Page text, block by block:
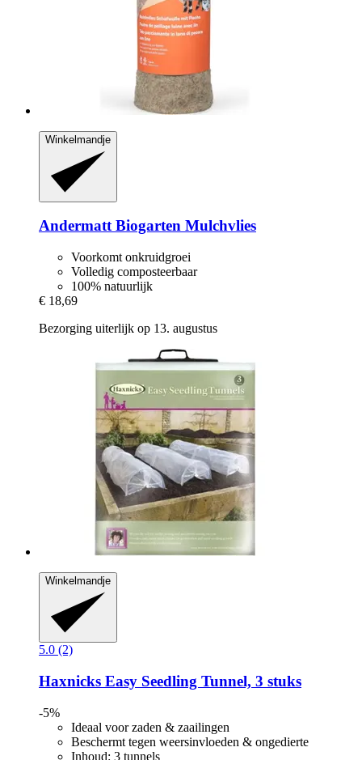
Winkelmandje
Andermatt Biogarten Mulchvlies
Voorkomt onkruidgroei
Volledig composteerbaar
100% natuurlijk
€ 18,69
Bezorging uiterlijk op 13. augustus
Winkelmandje
5.0 (2)
Haxnicks Easy Seedling Tunnel, 3 stuks
-5%
Ideaal voor zaden & zaailingen
Beschermt tegen weersinvloeden & ongedierte
Inhoud: 3 tunnels